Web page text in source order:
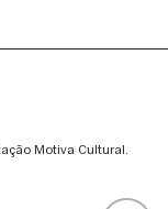
Motiva Cultural.